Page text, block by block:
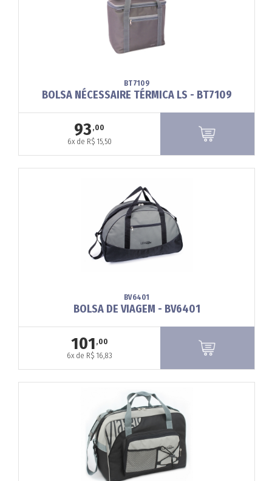
BT7109
BOLSA NÉCESSAIRE TÉRMICA LS - BT7109
93 ,00
6x de R$ 15,50
BV6401
BOLSA DE VIAGEM - BV6401
101 ,00
6x de R$ 16,83